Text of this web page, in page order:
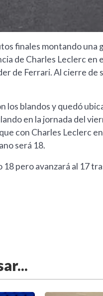
finales montando una
de Charles Leclerc en
de Ferrari. Al cierre de
blandos y quedó
en la jornada del
con Charles Leclerc
será 18.
pero avanzará al 17